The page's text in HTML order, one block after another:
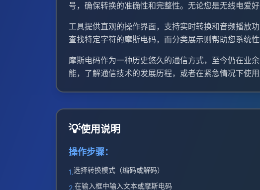
号，确保转换的准确性和完整性。无论您是无线电爱
工具提供直观的操作界面，支持实时转换和音频播放
查找特定字符的摩斯电码，而分类展示则帮助您系统
摩斯电码作为一种历史悠久的通信方式，至今仍在业
能，了解通信技术的发展历程，或者在紧急情况下使
💡使用说明
操作步骤：
1.选择转换模式（编码或解码）
2.在输入框中输入文本或摩斯电码